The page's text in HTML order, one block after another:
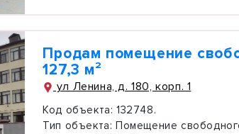
Продам помещение
127,3 м²
ул Ленина, д. 180, корп. 1
Код объекта: 132748.
Тип объекта: Помещение